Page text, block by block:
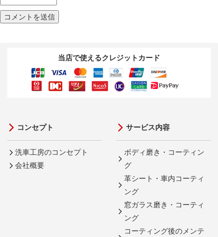
当店で使えるクレジットカード
コンセプト
洗車工房のコンセプト
会社概要
サービス内容
ボディ磨き・コーティン
グ
革シート・車内コーティ
ング
窓ガラス磨き・コーティ
ング
コーティング後のメンテ